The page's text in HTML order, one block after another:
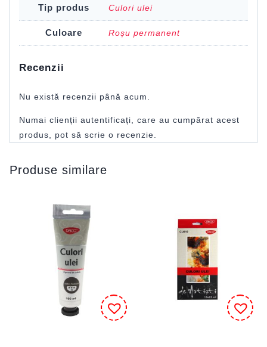
Tip produs Culori ulei
Culoare Roșu permanent
Recenzii
Nu există recenzii până acum.
Numai clienții autentificați, care au cumpărat acest
produs, pot să scrie o recenzie.
Produse similare